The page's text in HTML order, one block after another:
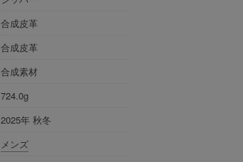
合成皮革
合成皮革
合成素材
724.0g
2025年 秋冬
メンズ